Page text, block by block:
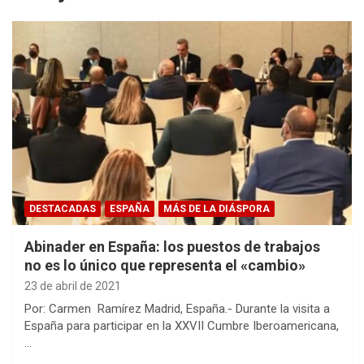
DESTACADAS ESPAÑA MÁS DE LA DIÁSPORA
Abinader en España: los puestos de trabajos
no es lo único que representa el «cambio»
23 de abril de 2021
Por: Carmen Ramírez Madrid, España.- Durante la visita a
España para participar en la XXVII Cumbre Iberoamericana,
…